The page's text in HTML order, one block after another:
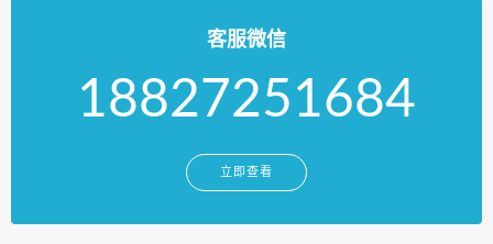
客服微信
18827251684
立即查看